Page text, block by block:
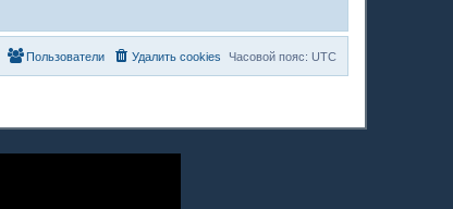
Часовой пояс: UTC
Удалить cookies
Пользователи